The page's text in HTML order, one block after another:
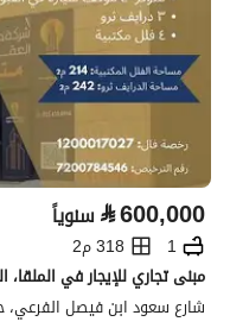
⃁600,000 سنوياً
1
318 م2
مبنى تجاري للإيجار في الملقا،
شارع سعود ابن فيصل الفرعي،